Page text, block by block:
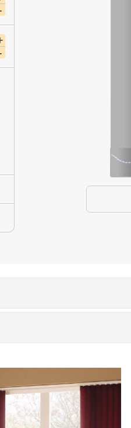
ტემპერატურას
ჟალუზი მოხდენილად
ამაღლებს.
და ზომიერად